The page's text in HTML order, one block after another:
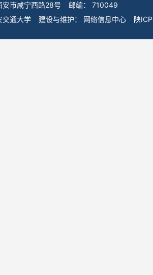
安市咸宁西路28号 邮编：
710049
交通大学 建设与维护： 网络信息中心 陕